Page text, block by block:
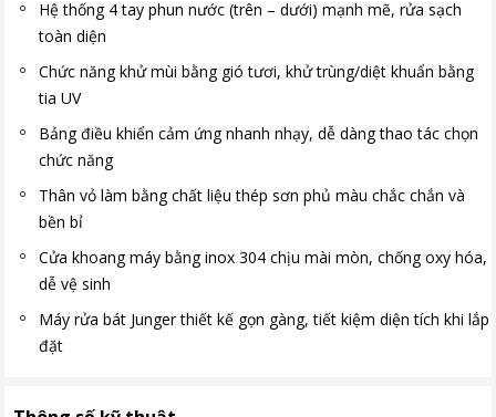
Hệ thống 4 tay phun nước (trên – dưới) mạnh mẽ, rửa sạch
toàn diện
Chức năng khử mùi bằng gió tươi, khử trùng/diệt khuẩn bằng
tia UV
Bảng điều khiển cảm ứng nhanh nhạy, dễ dàng thao tác chọn
chức năng
Thân vỏ làm bằng chất liệu thép sơn phủ màu chắc chắn và
bền bỉ
Cửa khoang máy bằng inox 304 chịu mài mòn, chống oxy hóa,
dễ vệ sinh
Máy rửa bát Junger thiết kế gọn gàng, tiết kiệm diện tích khi lắp
đặt